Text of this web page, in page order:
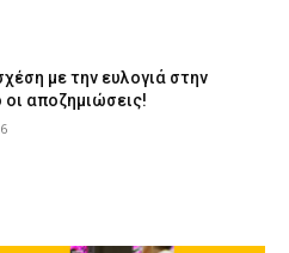
με την ευλογιά στην
οι αποζημιώσεις!